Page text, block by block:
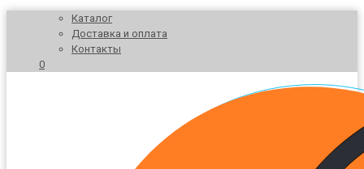
Каталог
Доставка и оплата
Контакты
0